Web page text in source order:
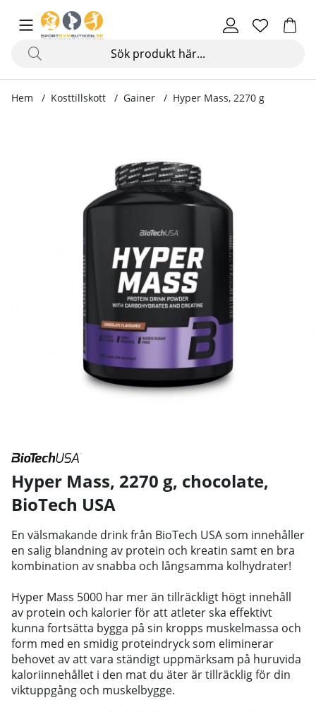
Hem Kosttillskott Gainer Hyper Mass, 2270 g
Hyper Mass, 2270 g, chocolate,
BioTech USA
En välsmakande drink från BioTech USA som innehåller
en salig blandning av protein och kreatin samt en bra
kombination av snabba och långsamma kolhydrater!
Hyper Mass 5000 har mer än tillräckligt högt innehåll
av protein och kalorier för att atleter ska effektivt
kunna fortsätta bygga på sin kropps muskelmassa och
form med en smidig proteindryck som eliminerar
behovet av att vara ständigt uppmärksam på huruvida
kaloriinnehållet i den mat du äter är tillräcklig för din
viktuppgång och muskelbygge.